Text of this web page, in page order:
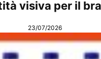
visiva per il
23/07/2026